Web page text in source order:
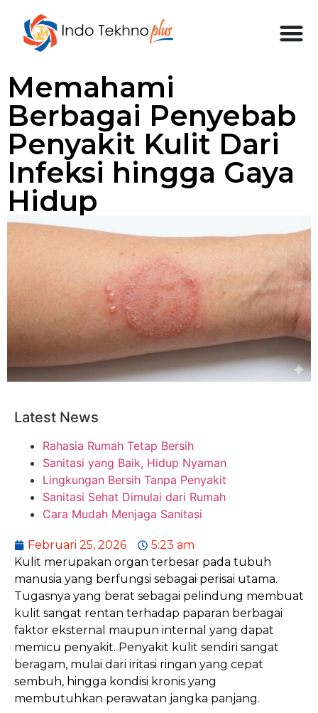
Memahami
Berbagai Penyebab
Penyakit Kulit Dari
Infeksi hingga Gaya
Hidup
Latest News
Rahasia Rumah Tetap Bersih
Sanitasi yang Baik, Hidup Nyaman
Lingkungan Bersih Tanpa Penyakit
Sanitasi Sehat Dimulai dari Rumah
Cara Mudah Menjaga Sanitasi
Februari 25, 2026
5:23 am
Kulit merupakan organ terbesar pada tubuh
manusia yang berfungsi sebagai perisai utama.
Tugasnya yang berat sebagai pelindung membuat
kulit sangat rentan terhadap paparan berbagai
faktor eksternal maupun internal yang dapat
memicu penyakit. Penyakit kulit sendiri sangat
beragam, mulai dari iritasi ringan yang cepat
sembuh, hingga kondisi kronis yang
membutuhkan perawatan jangka panjang.